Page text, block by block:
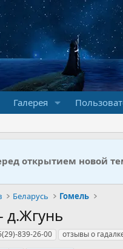
Галерея
открытием новой
Беларусь Гомель
д.Жгунь
839-26-00 отзывы о